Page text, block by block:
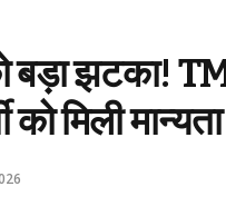
बड़ा झटका!
मिली मान्यता